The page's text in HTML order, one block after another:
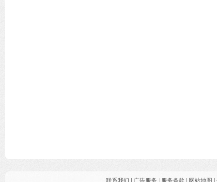
联系我们 广告服务 服务条款 网站地图